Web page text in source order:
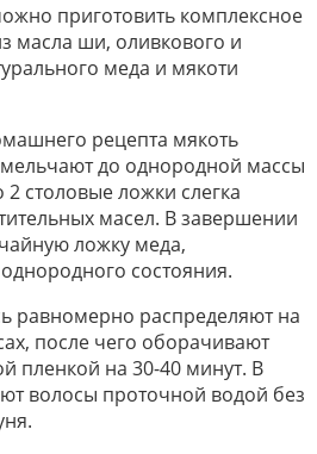
приготовить комплексное
масла ши, оливкового и
меда и мякоти
рецепта мякоть
до однородной массы
столовые ложки слегка
масел. В завершении
ложку меда,
состояния.
равномерно распределяют на
после чего оборачивают
пленкой на 30-40 минут. В
волосы проточной водой без